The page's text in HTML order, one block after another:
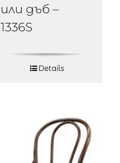
или дъб –
1336S
Details